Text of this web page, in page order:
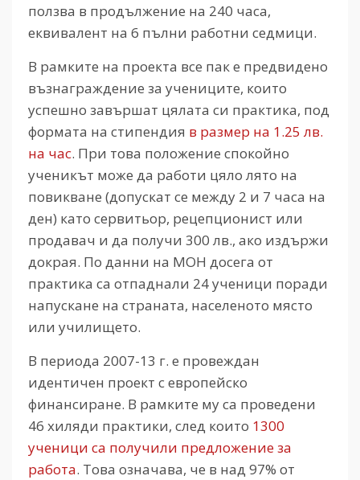
ползва в продължение на 240 часа,
еквивалент на 6 пълни работни седмици.
В рамките на проекта все пак е предвидено
възнаграждение за учениците, които
успешно завършат цялата си практика, под
формата на стипендия в размер на 1.25 лв.
на час. При това положение спокойно
ученикът може да работи цяло лято на
повикване (допускат се между 2 и 7 часа на
ден) като сервитьор, рецепционист или
продавач и да получи 300 лв., ако издържи
докрая. По данни на МОН досега от
практика са отпаднали 24 ученици поради
напускане на страната, населеното място
или училището.
В периода 2007-13 г. е провеждан
идентичен проект с европейско
финансиране. В рамките му са проведени
46 хиляди практики, след които 1300
ученици са получили предложение за
работа. Това означава, че в над 97% от